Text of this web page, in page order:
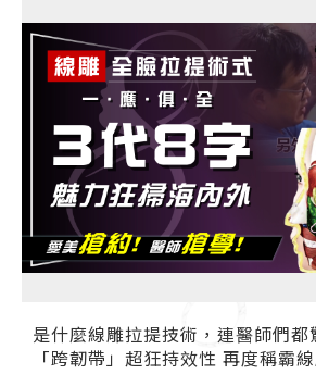
是什麼線雕拉提技術，連醫師們都
「跨韌帶」超狂持效性 再度稱霸